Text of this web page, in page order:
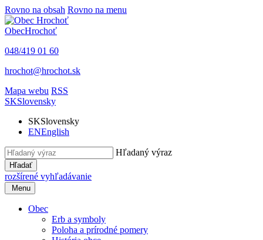
Rovno na obsah Rovno na menu
ObecHrochoť
048/419 01 60
hrochot@hrochot.sk
Mapa webu RSS
SKSlovensky
SKSlovensky
ENEnglish
Hľadaný výraz
Hľadať
rozšírené vyhľadávanie
Menu
Obec
Erb a symboly
Poloha a prírodné pomery